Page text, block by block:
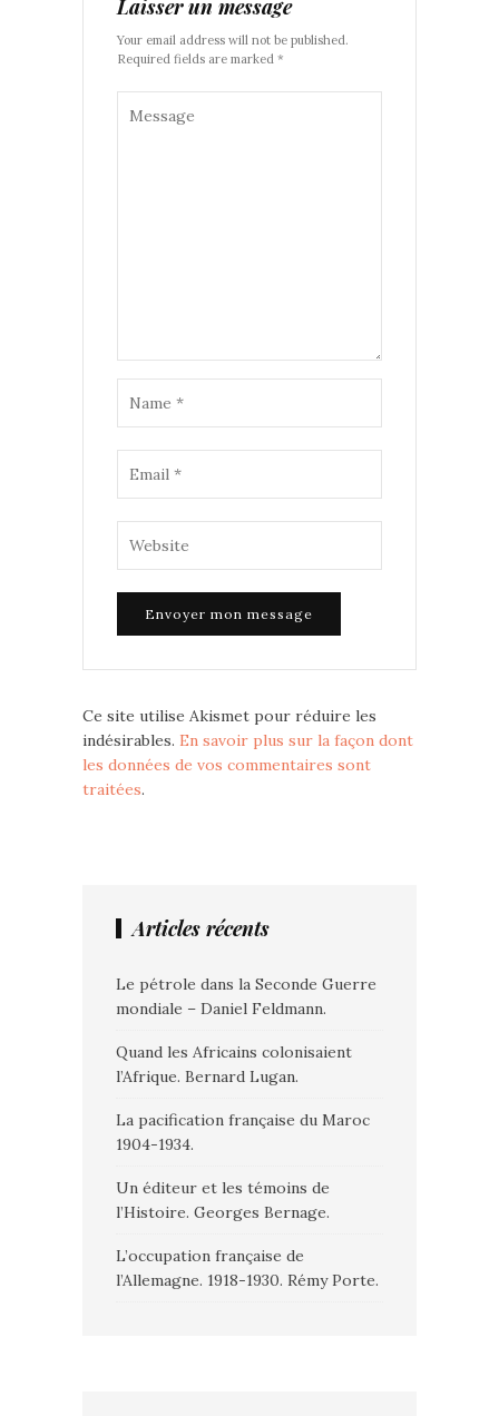
Laisser un message
Your email address will not be published.
Required fields are marked *
Ce site utilise Akismet pour réduire les
indésirables. En savoir plus sur la façon dont
les données de vos commentaires sont
traitées.
Articles récents
Le pétrole dans la Seconde Guerre
mondiale – Daniel Feldmann.
Quand les Africains colonisaient
l’Afrique. Bernard Lugan.
La pacification française du Maroc
1904-1934.
Un éditeur et les témoins de
l’Histoire. Georges Bernage.
L’occupation française de
l’Allemagne. 1918-1930. Rémy Porte.